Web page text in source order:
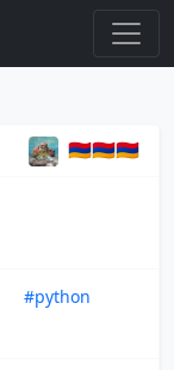
🇦🇲🇦🇲🇦🇲
#python